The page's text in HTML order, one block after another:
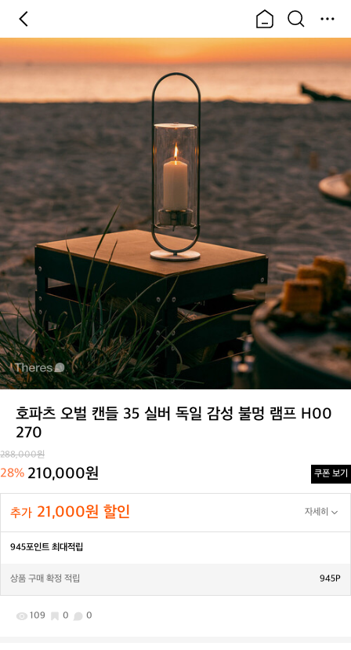
호파츠 오벌 캔들 35 실버 독일 감성 불멍 램프 H00
270
288,000원
28% 210,000원 쿠폰 보기
추가 21,000원 할인 자세히
945포인트 최대적립
상품 구매 확정 적립 945P
109 0 0